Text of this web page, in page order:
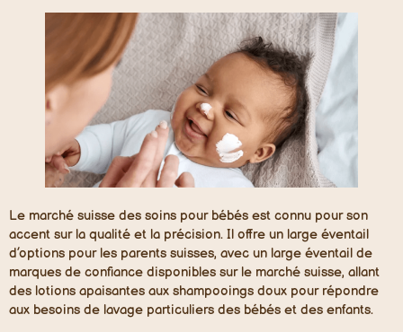
Le marché suisse des soins pour bébés est connu pour son
accent sur la qualité et la précision. Il offre un large éventail
d’options pour les parents suisses, avec un large éventail de
marques de confiance disponibles sur le marché suisse, allant
des lotions apaisantes aux shampooings doux pour répondre
aux besoins de lavage particuliers des bébés et des enfants.